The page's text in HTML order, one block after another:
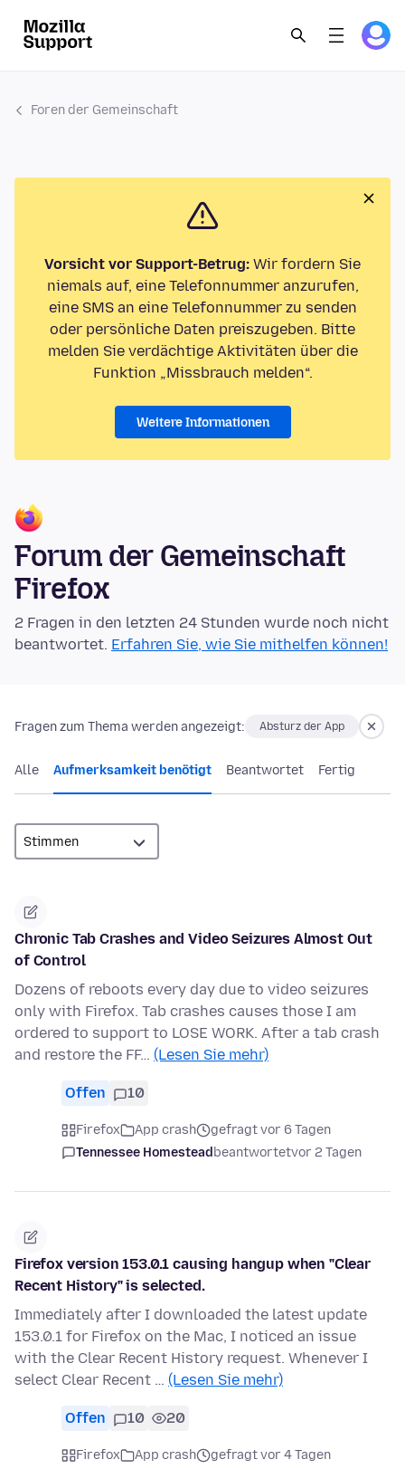
Foren der Gemeinschaft
Vorsicht vor Support-Betrug: Wir fordern Sie
niemals auf, eine Telefonnummer anzurufen,
eine SMS an eine Telefonnummer zu senden
oder persönliche Daten preiszugeben. Bitte
melden Sie verdächtige Aktivitäten über die
Funktion „Missbrauch melden“.
Weitere Informationen
Forum der Gemeinschaft
Firefox
2 Fragen in den letzten 24 Stunden wurde noch nicht
beantwortet. Erfahren Sie, wie Sie mithelfen können!
Fragen zum Thema werden angezeigt: Absturz der App
Alle Aufmerksamkeit benötigt Beantwortet Fertig
Chronic Tab Crashes and Video Seizures Almost Out
of Control
Dozens of reboots every day due to video seizures
only with Firefox. Tab crashes causes those I am
ordered to support to LOSE WORK. After a tab crash
and restore the FF… (Lesen Sie mehr)
Offen 10
Firefox App crash
gefragt vor 6 Tagen
Tennessee Homesteadbeantwortetvor 2 Tagen
Firefox version 153.0.1 causing hangup when "Clear
Recent History" is selected.
Immediately after I downloaded the latest update
153.0.1 for Firefox on the Mac, I noticed an issue
with the Clear Recent History request. Whenever I
select Clear Recent … (Lesen Sie mehr)
Offen 10 20
Firefox App crash
gefragt vor 4 Tagen